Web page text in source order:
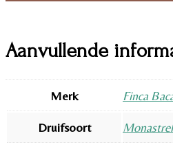
Aanvullende
Merk Finca
Druifsoort